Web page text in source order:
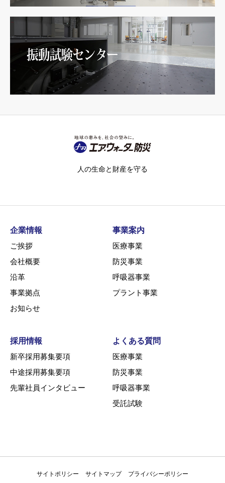
人の生命と財産を守る
企業情報
ご挨拶
会社概要
沿革
事業拠点
お知らせ
事業案内
医療事業
防災事業
呼吸器事業
プラント事業
採用情報
新卒採用募集要項
中途採用募集要項
先輩社員インタビュー
よくある質問
医療事業
防災事業
呼吸器事業
受託試験
サイトポリシー サイトマップ プライバシーポリシー